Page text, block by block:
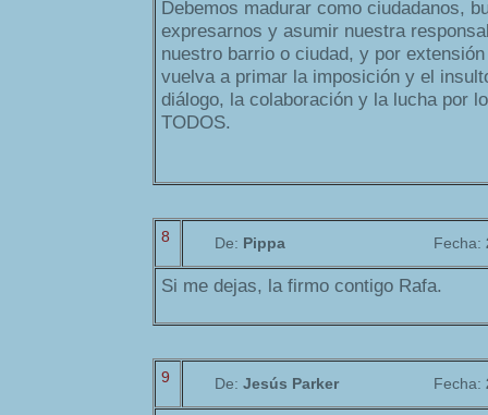
Debemos madurar como ciudadanos,
expresarnos y asumir nuestra
nuestro barrio o ciudad, y por
vuelva a primar la imposición y el
diálogo, la colaboración y la lucha por
TODOS.
8 De: Pippa Fecha:
Si me dejas, la firmo contigo Rafa.
9 De: Jesús Parker Fecha: